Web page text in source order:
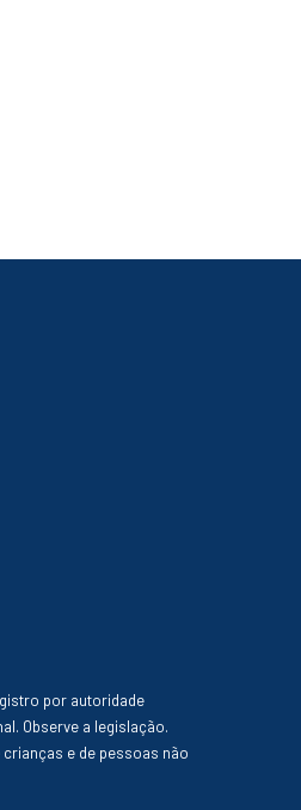
por autoridade
Observe a legislação.
e de pessoas não